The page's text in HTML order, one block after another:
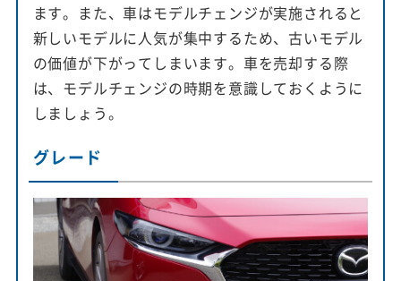
ます。また、車はモデルチェンジが実施されると
新しいモデルに人気が集中するため、古いモデル
の価値が下がってしまいます。車を売却する際
は、モデルチェンジの時期を意識しておくように
しましょう。
グレード